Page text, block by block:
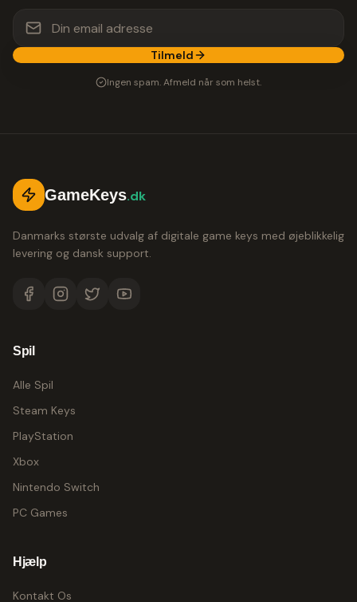
Tilmeld
Ingen spam. Afmeld når som helst.
GameKeys.dk
Danmarks største udvalg af digitale game keys med øjeblikkelig
levering og dansk support.
Spil
Alle Spil
Steam Keys
PlayStation
Xbox
Nintendo Switch
PC Games
Hjælp
Kontakt Os